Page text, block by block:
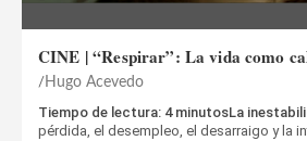
CINE | “Respirar”: La vida como
Hugo Acevedo
Tiempo de lectura: 4 minutosLa
pérdida, el desempleo, el desarraigo y la